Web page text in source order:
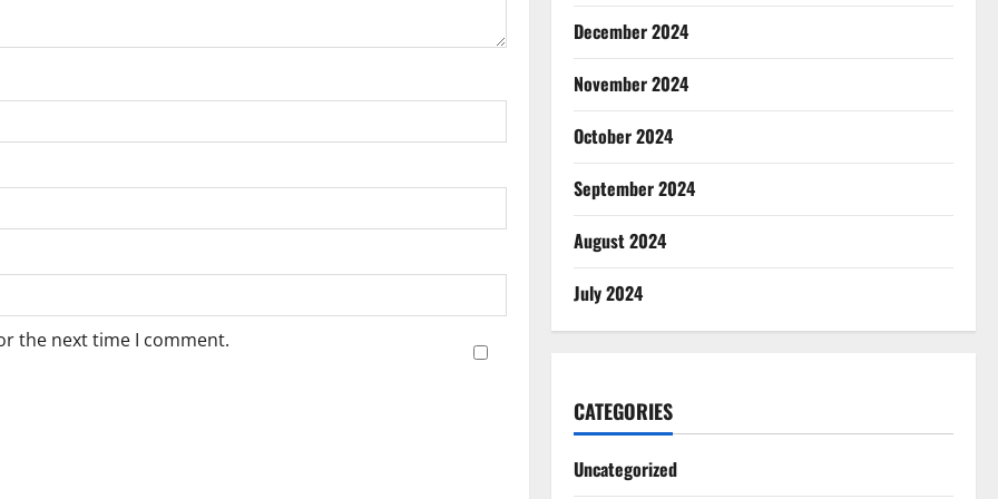
the next time I comment.
December 2024
November 2024
October 2024
September 2024
August 2024
July 2024
CATEGORIES
Uncategorized